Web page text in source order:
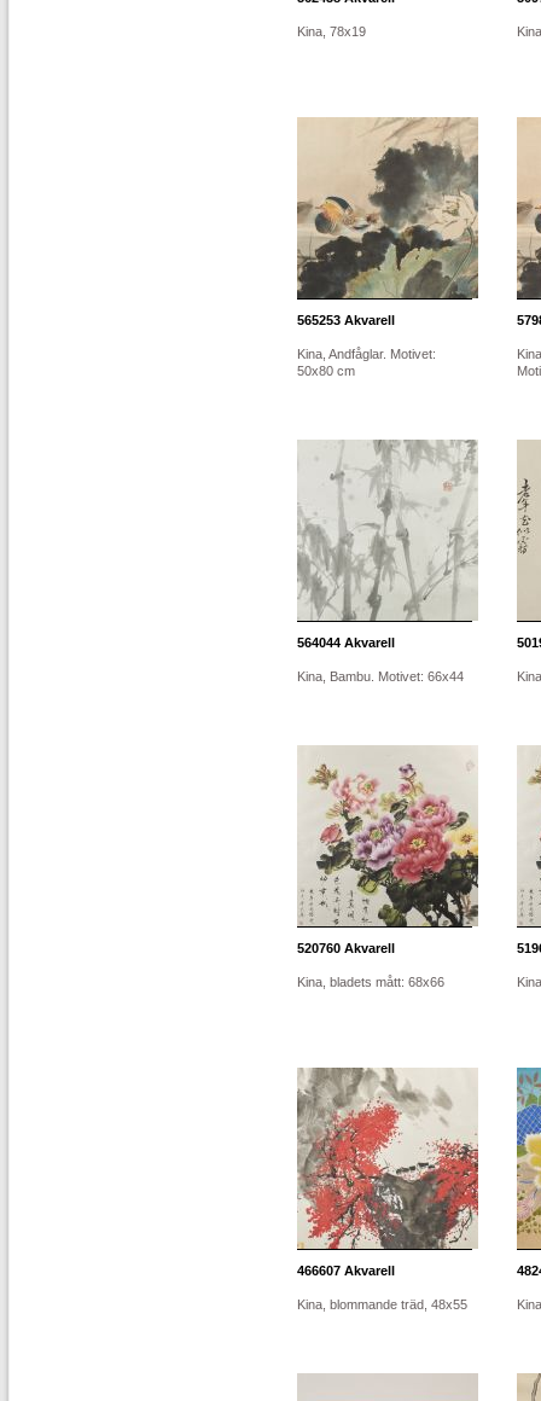
Kina, 78x19
565253 Akvarell
Kina, Andfåglar. Motivet:
50x80 cm
564044 Akvarell
Kina, Bambu. Motivet: 66x44
520760 Akvarell
Kina, bladets mått: 68x66
466607 Akvarell
Kina, blommande träd, 48x55